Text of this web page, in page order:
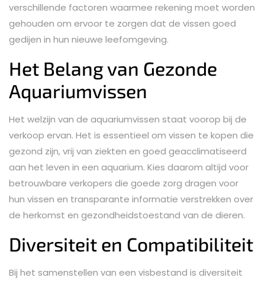
verschillende factoren waarmee rekening moet worden
gehouden om ervoor te zorgen dat de vissen goed
gedijen in hun nieuwe leefomgeving.
Het Belang van Gezonde
Aquariumvissen
Het welzijn van de aquariumvissen staat voorop bij de
verkoop ervan. Het is essentieel om vissen te kopen die
gezond zijn, vrij van ziekten en goed geacclimatiseerd
aan het leven in een aquarium. Kies daarom altijd voor
betrouwbare verkopers die goede zorg dragen voor
hun vissen en transparante informatie verstrekken over
de herkomst en gezondheidstoestand van de dieren.
Diversiteit en Compatibiliteit
Bij het samenstellen van een visbestand is diversiteit